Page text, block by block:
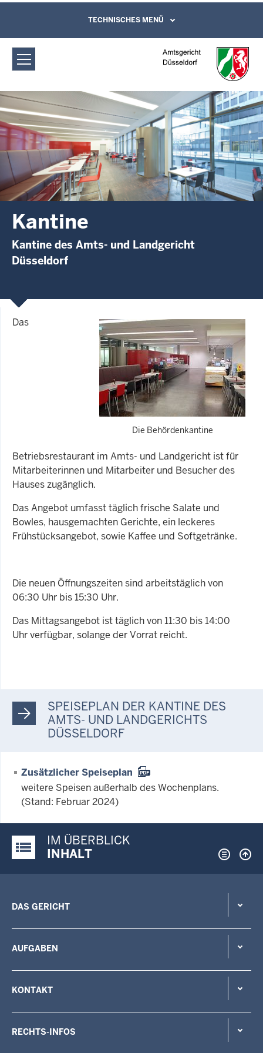
Amtsgericht Düsseldorf: Kantine
Direkt zum Inhalt
Leichte Sprache, Gebärdensprachenvideo
und Kontaktformular
TECHNISCHES MENÜ
Kantine
Kantine des Amts- und Landgericht
Düsseldorf
Die Behördenkantine
Das
Betriebsrestaurant im Amts- und Landgericht ist für
Mitarbeiterinnen und Mitarbeiter und Besucher des
Hauses zugänglich.
Das Angebot umfasst täglich frische Salate und
Bowles, hausgemachten Gerichte, ein leckeres
Frühstücksangebot, sowie Kaffee und Softgetränke.
Die neuen Öffnungszeiten sind arbeitstäglich von
06:30 Uhr bis 15:30 Uhr.
Das Mittagsangebot ist täglich von 11:30 bis 14:00
Uhr verfügbar, solange der Vorrat reicht.
SPEISEPLAN DER KANTINE DES
AMTS- UND LANDGERICHTS
DÜSSELDORF
Zusätzlicher Speiseplan
weitere Speisen außerhalb des Wochenplans.
(Stand: Februar 2024)
Justiz-Portal im Überblick:
IM ÜBERBLICK
INHALT
DAS GERICHT
AUFGABEN
KONTAKT
RECHTS-INFOS